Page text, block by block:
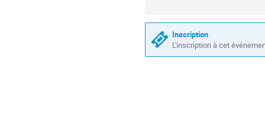
Inscription
L'inscription à cet